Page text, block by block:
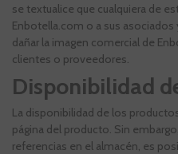
se textualice que cualquiera de
Enbotella.com o a sus
dañar la imagen comercial de
clientes o proveedores.
Disponibilidad
La disponibilidad de los
página del producto. Sin
referencias en el almacén, es